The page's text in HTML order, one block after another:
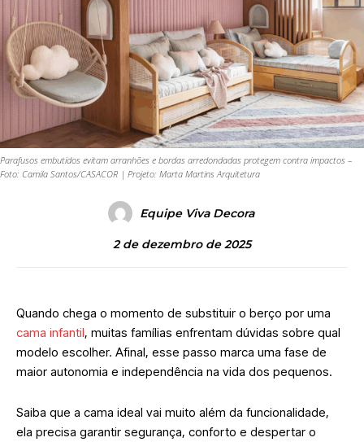
Parafusos embutidos evitam arranhões e bordas arredondadas protegem contra impactos –
Foto: Camila Santos/CASACOR | Projeto: Marta Martins Arquitetura
Equipe Viva Decora
2 de dezembro de 2025
Quando chega o momento de substituir o berço por uma
cama infantil, muitas famílias enfrentam dúvidas sobre qual
modelo escolher. Afinal, esse passo marca uma fase de
maior autonomia e independência na vida dos pequenos.
Saiba que a cama ideal vai muito além da funcionalidade,
ela precisa garantir segurança, conforto e despertar o